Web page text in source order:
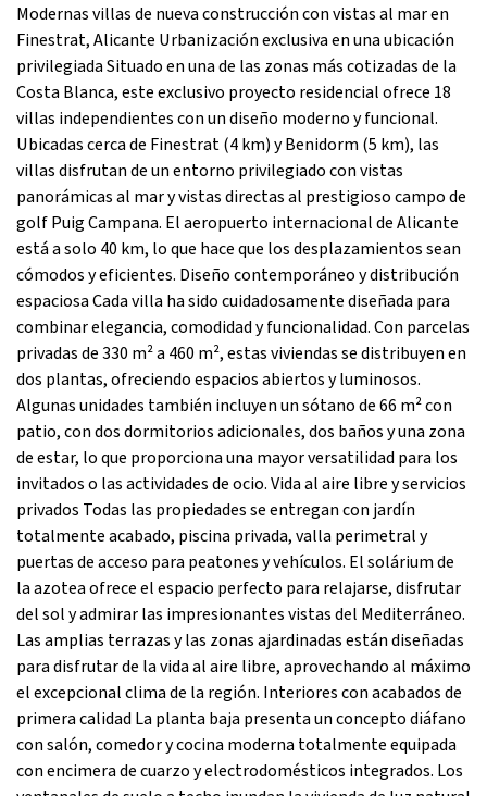
Modernas villas de nueva construcción con vistas al mar en
Finestrat, Alicante Urbanización exclusiva en una ubicación
privilegiada Situado en una de las zonas más cotizadas de la
Costa Blanca, este exclusivo proyecto residencial ofrece 18
villas independientes con un diseño moderno y funcional.
Ubicadas cerca de Finestrat (4 km) y Benidorm (5 km), las
villas disfrutan de un entorno privilegiado con vistas
panorámicas al mar y vistas directas al prestigioso campo de
golf Puig Campana. El aeropuerto internacional de Alicante
está a solo 40 km, lo que hace que los desplazamientos sean
cómodos y eficientes. Diseño contemporáneo y distribución
espaciosa Cada villa ha sido cuidadosamente diseñada para
combinar elegancia, comodidad y funcionalidad. Con parcelas
privadas de 330 m² a 460 m², estas viviendas se distribuyen en
dos plantas, ofreciendo espacios abiertos y luminosos.
Algunas unidades también incluyen un sótano de 66 m² con
patio, con dos dormitorios adicionales, dos baños y una zona
de estar, lo que proporciona una mayor versatilidad para los
invitados o las actividades de ocio. Vida al aire libre y servicios
privados Todas las propiedades se entregan con jardín
totalmente acabado, piscina privada, valla perimetral y
puertas de acceso para peatones y vehículos. El solárium de
la azotea ofrece el espacio perfecto para relajarse, disfrutar
del sol y admirar las impresionantes vistas del Mediterráneo.
Las amplias terrazas y las zonas ajardinadas están diseñadas
para disfrutar de la vida al aire libre, aprovechando al máximo
el excepcional clima de la región. Interiores con acabados de
primera calidad La planta baja presenta un concepto diáfano
con salón, comedor y cocina moderna totalmente equipada
con encimera de cuarzo y electrodomésticos integrados. Los